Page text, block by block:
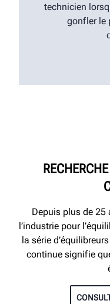
technicien
gonfler le
Depuis plus de 25
l’industrie pour
la série
continue signifie